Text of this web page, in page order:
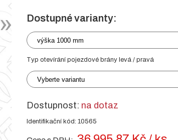
Dostupné varianty:
výška 1000 mm
Typ otevírání pojezdové brány levá / pravá
Vyberte variantu
Dostupnost: na dotaz
Identifikační kód: 10565